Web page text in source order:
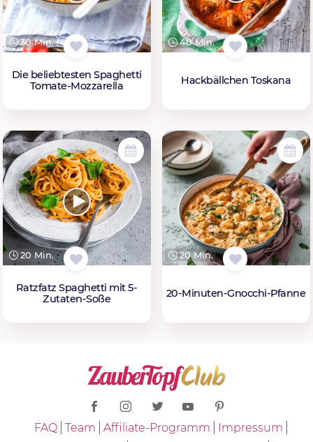
30 Min.
Die beliebtesten Spaghetti
Tomate-Mozzarella
40 Min.
Hackbällchen Toskana
20 Min.
Ratzfatz Spaghetti mit 5-
Zutaten-Soße
20 Min.
20-Minuten-Gnocchi-Pfanne
FAQ Team Affiliate-Programm
Impressum